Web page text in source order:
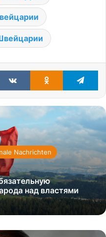
VKontakteOdnoklassniki
Nachrichten
над властями